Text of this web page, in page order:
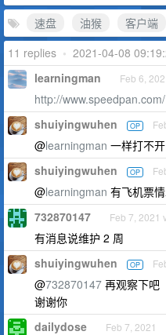
速盘
油猴 客户端
11 replies • 2021-04-08
learningman Feb 6,
http://www.speedpan.com/
shuiyingwuhen OP
@learningman 一样打不开
shuiyingwuhen OP
@learningman 有飞机票
732870147 Feb 7, 2021
有消息说维护 2 周
shuiyingwuhen OP
@732870147 再观察下吧
谢谢你
dailydose Feb 7, 2021